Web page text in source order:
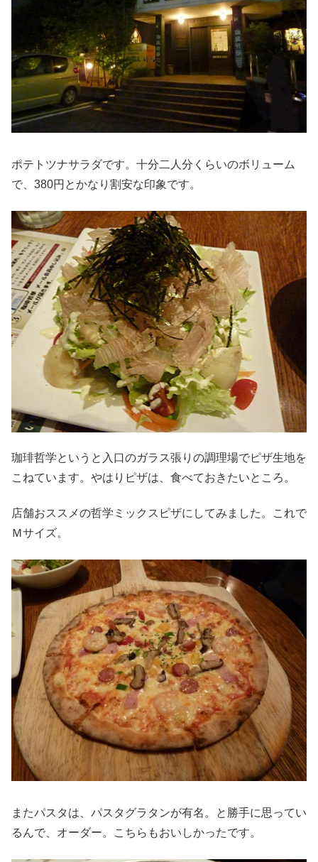
ポテトツナサラダです。十分二人分くらいのボリューム
で、380円とかなり割安な印象です。
珈琲哲学というと入口のガラス張りの調理場でピザ生地を
こねています。やはりピザは、食べておきたいところ。
店舗おススメの哲学ミックスピザにしてみました。これで
Ｍサイズ。
またパスタは、パスタグラタンが有名。と勝手に思ってい
るんで、オーダー。こちらもおいしかったです。